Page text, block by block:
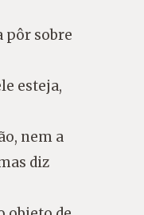
pôr sobre
esteja,
nem a
diz